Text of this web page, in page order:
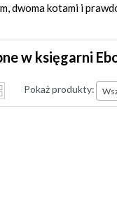
dwoma kotami i
w księgarni
Pokaż produkty: